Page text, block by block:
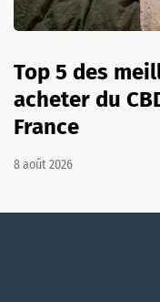
Top 5 des
acheter du
France
8 août 2026